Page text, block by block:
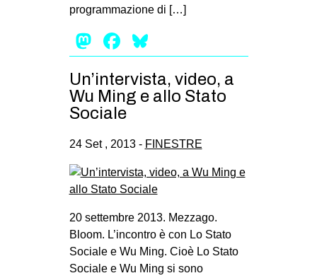
programmazione di […]
Mastodon
Facebook
Un’intervista, video, a
Wu Ming e allo Stato
Sociale
24 Set , 2013 - FINESTRE
20 settembre 2013. Mezzago.
Bloom. L’incontro è con Lo Stato
Sociale e Wu Ming. Cioè Lo Stato
Sociale e Wu Ming si sono